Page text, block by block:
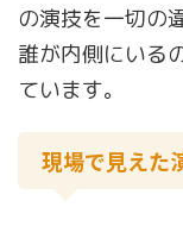
の演技を一切の
誰が内側にいる
ています。
現場で見えた